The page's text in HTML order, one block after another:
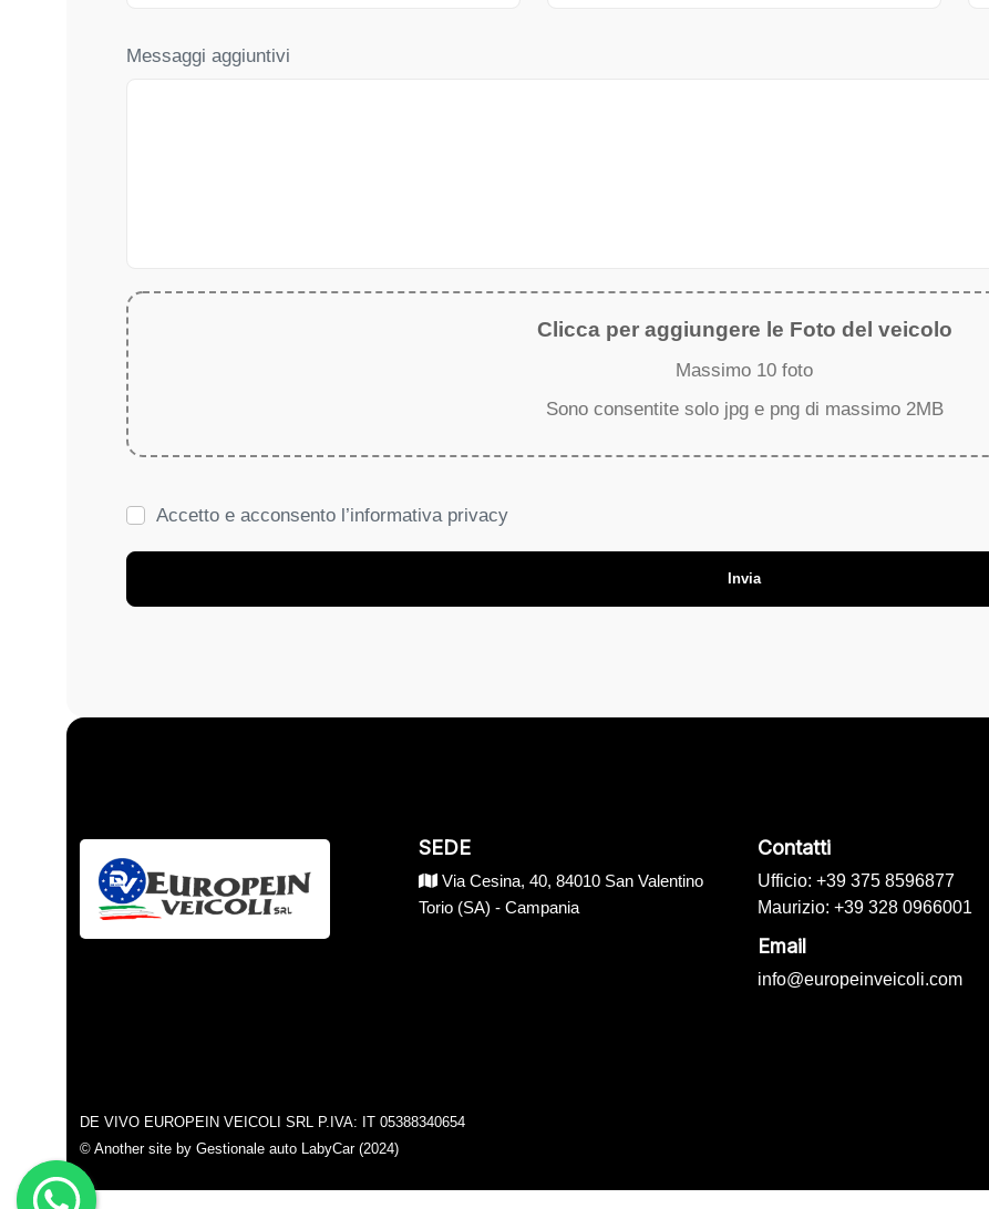
Messaggi aggiuntivi
Clicca per aggiungere le Foto del veicolo
Massimo 10 foto
Sono consentite solo jpg e png di massimo 2MB
Accetto e acconsento l’informativa privacy
Invia
SEDE
Via Cesina, 40, 84010 San Valentino
Torio (SA) - Campania
Contatti
Ufficio: +39 375 8596877
Maurizio: +39 328 0966001
Email
info@europeinveicoli.com
DE VIVO EUROPEIN VEICOLI SRL P.IVA: IT 05388340654
© Another site by Gestionale auto LabyCar (2024)